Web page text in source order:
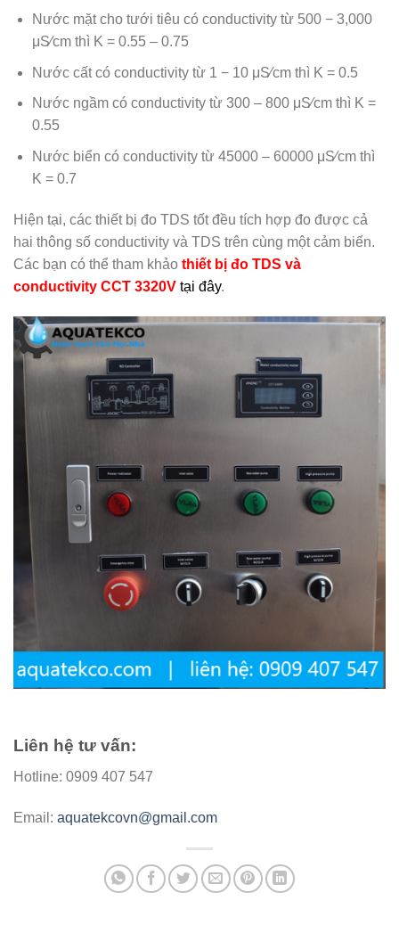
Nước mặt cho tưới tiêu có conductivity từ 500 − 3,000
μS⁄cm thì K = 0.55 – 0.75
Nước cất có conductivity từ 1 − 10 μS⁄cm thì K = 0.5
Nước ngầm có conductivity từ 300 – 800 μS⁄cm thì K =
0.55
Nước biển có conductivity từ 45000 – 60000 μS⁄cm thì
K = 0.7
Hiện tại, các thiết bị đo TDS tốt đều tích hợp đo được cả
hai thông số conductivity và TDS trên cùng một cảm biến.
Các bạn có thể tham khảo thiết bị đo TDS và
conductivity CCT 3320V tại đây.
Liên hệ tư vấn:
Hotline: 0909 407 547
Email: aquatekcovn@gmail.com